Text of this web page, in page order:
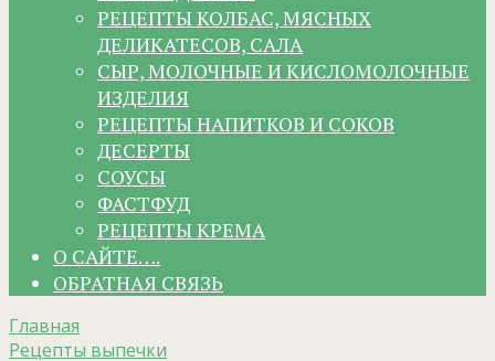
РЕЦЕПТЫ КОЛБАС, МЯСНЫХ
ДЕЛИКАТЕСОВ, САЛА
СЫР, МОЛОЧНЫЕ И КИСЛОМОЛОЧНЫЕ
ИЗДЕЛИЯ
РЕЦЕПТЫ НАПИТКОВ И СОКОВ
ДЕСЕРТЫ
СОУСЫ
ФАСТФУД
РЕЦЕПТЫ КРЕМА
О САЙТЕ….
ОБРАТНАЯ СВЯЗЬ
Главная
Рецепты выпечки